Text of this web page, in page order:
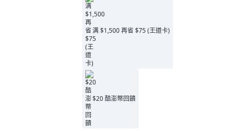
满 $1,500 再省 $75 (王道卡)
$20 酷澎幣回饋